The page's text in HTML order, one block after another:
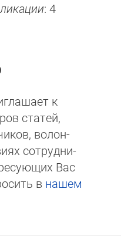
: 4
к
статей,
волон­
сотрудни­
Вас
в на­шем